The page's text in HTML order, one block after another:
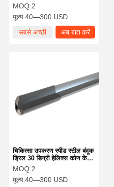
MOQ:2
मूल्य:40—300 USD
सबसे अच्छी
अब बात करें
चिकित्सा उपकरण स्पीड स्टील बंदूक
ड्रिल 30 डिग्री हेलिक्स कोण के
साथ उत्कृष्ट सतह खत्म
MOQ:2
मूल्य:40—300 USD